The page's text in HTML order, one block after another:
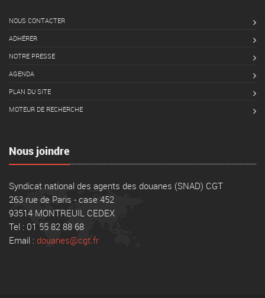
NOUS CONTACTER
ADHÉRER
NOTRE PRESSE
AGENDA
PLAN DU SITE
MOTEUR DE RECHERCHE
Nous joindre
Syndicat national des agents des douanes (SNAD) CGT
263 rue de Paris - case 452
93514 MONTREUIL CEDEX
Tel : 01 55 82 88 68
Email : douanes@cgt.fr